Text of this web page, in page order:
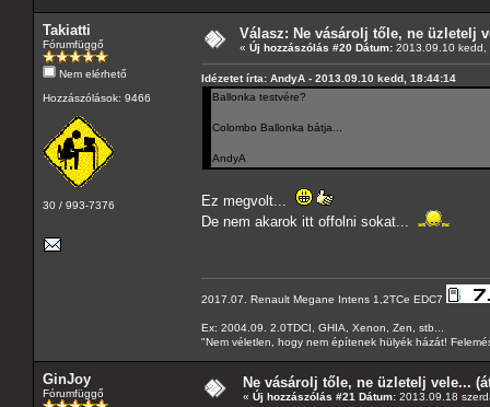
Takiatti
Fórumfüggő
Nem elérhető
Hozzászólások: 9466
30 / 993-7376
Válasz: Ne vásárolj tőle, ne üzletelj
« Új hozzászólás #20 Dátum: 2013.09.10 kedd,
Idézetet írta: AndyA - 2013.09.10 kedd, 18:44:14
Ballonka testvére?
Colombo Ballonka bátja...
AndyA
Ez megvolt...
De nem akarok itt offolni sokat...
2017.07. Renault Megane Intens 1,2TCe EDC7
Ex: 2004.09. 2.0TDCI, GHIA, Xenon, Zen, stb...
"Nem véletlen, hogy nem építenek hülyék házát!
GinJoy
Fórumfüggő
Ne vásárolj tőle, ne üzletelj vele...
« Új hozzászólás #21 Dátum: 2013.09.18